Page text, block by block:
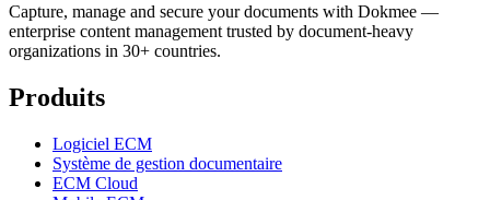
Capture, manage and secure your documents with Dokmee —
enterprise content management trusted by document-heavy
organizations in 30+ countries.
Produits
Logiciel ECM
Système de gestion documentaire
ECM Cloud